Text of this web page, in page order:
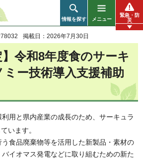
情報を探す メニュー
緊急・防
災
掲載日：2026年7月30日
】令和8年度食のサーキ
ー技術導入支援補助
用と県内産業の成長のため、サーキュラ
います。
食品廃棄物等を活用した新製品・素材の
イオマス発電などに取り組むための新た